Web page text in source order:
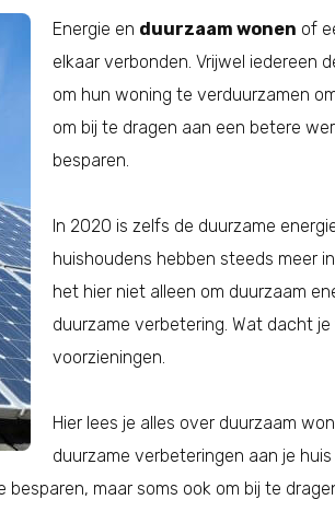
Energie en duurzaam wonen of
elkaar verbonden. Vrijwel iedereen
om hun woning te verduurzamen
om bij te dragen aan een betere
besparen.
In 2020 is zelfs de duurzame
huishoudens hebben steeds meer
het hier niet alleen om duurzaam
duurzame verbetering. Wat dacht
voorzieningen.
Hier lees je alles over duurzaam
duurzame verbeteringen aan je
maar soms ook om bij te